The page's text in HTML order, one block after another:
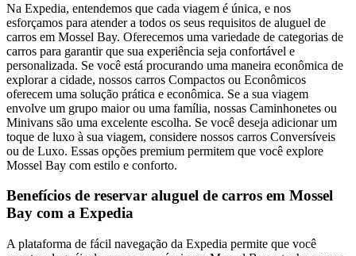
Na Expedia, entendemos que cada viagem é única, e nos
esforçamos para atender a todos os seus requisitos de aluguel de
carros em Mossel Bay. Oferecemos uma variedade de categorias de
carros para garantir que sua experiência seja confortável e
personalizada. Se você está procurando uma maneira econômica de
explorar a cidade, nossos carros Compactos ou Econômicos
oferecem uma solução prática e econômica. Se a sua viagem
envolve um grupo maior ou uma família, nossas Caminhonetes ou
Minivans são uma excelente escolha. Se você deseja adicionar um
toque de luxo à sua viagem, considere nossos carros Conversíveis
ou de Luxo. Essas opções premium permitem que você explore
Mossel Bay com estilo e conforto.
Benefícios de reservar aluguel de carros em Mossel
Bay com a Expedia
A plataforma de fácil navegação da Expedia permite que você